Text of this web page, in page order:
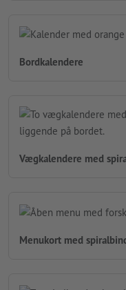
Bordkalendere
Vægkalendere med
Menukort med